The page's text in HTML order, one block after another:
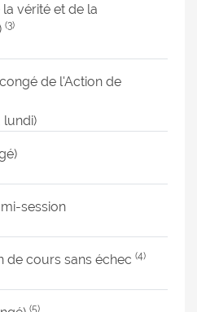
vérité et de la
(3)
de l'Action de
lundi)
session
de cours sans échec (4)
(5)